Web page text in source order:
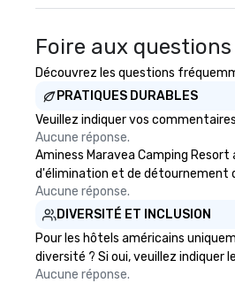
Foire aux
Découvrez les questions
PRATIQUES DURABLES
Veuillez indiquer vos
Aucune réponse.
Aminess Maravea Camping
d'élimination et de détournement
Aucune réponse.
DIVERSITÉ ET INCLUSION
Pour les hôtels américains
diversité ? Si oui, veuillez indiquer
Aucune réponse.